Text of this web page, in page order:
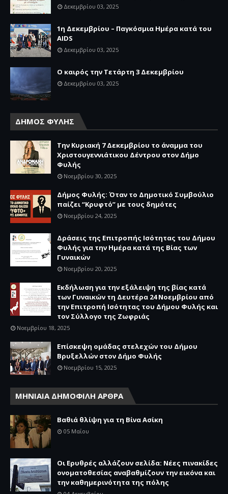
Δεκεμβρίου 03, 2025
1η Δεκεμβρίου – Παγκόσμια Ημέρα κατά του
AIDS
Δεκεμβρίου 03, 2025
Ο καιρός την Τετάρτη 3 Δεκεμβρίου
Δεκεμβρίου 03, 2025
ΔΗΜΟΣ ΦΥΛΗΣ
Την Κυριακή 7 Δεκεμβρίου το άναμμα του
Χριστουγεννιάτικου Δέντρου στον Δήμο
Φυλής
Νοεμβρίου 30, 2025
Δήμος Φυλής: Όταν το Δημοτικό Συμβούλιο
παίζει “Κρυφτό” με τους δημότες
Νοεμβρίου 24, 2025
Δράσεις της Επιτροπής Ισότητας του Δήμου
Φυλής για την Ημέρα κατά της Βίας των
Γυναικών
Νοεμβρίου 20, 2025
Εκδήλωση για την εξάλειψη της βίας κατά
των Γυναικών τη Δευτέρα 24 Νοεμβρίου από
την Επιτροπή Ισότητας του Δήμου Φυλής και
τον Σύλλογο της Ζωφριάς
Νοεμβρίου 18, 2025
Επίσκεψη ομάδας στελεχών του Δήμου
Βρυξελλών στον Δήμο Φυλής
Νοεμβρίου 15, 2025
ΜΗΝΙΑΙΑ ΔΗΜΟΦΙΛΗ ΑΡΘΡΑ
Βαθιά θλίψη για τη Βίνα Ασίκη
05 Μαΐου
Οι Ερυθρές αλλάζουν σελίδα: Νέες πινακίδες
ονοματοθεσίας αναβαθμίζουν την εικόνα και
την καθημερινότητα της πόλης